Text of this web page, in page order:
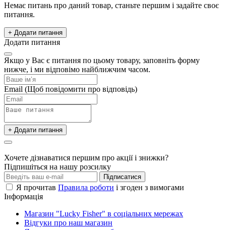
Немає питань про даний товар, станьте першим і задайте своє
питання.
+ Додати питання
Додати питання
Якщо у Вас є питання по цьому товару, заповніть форму
нижче, і ми відповімо найближчим часом.
Email (Щоб повідомити про відповідь)
+ Додати питання
Хочете дізнаватися першим про акції і знижки?
Підпишіться на нашу розсилку
Підписатися
Я прочитав Правила роботи і згоден з вимогами
Інформація
Магазин "Lucky Fisher" в соціальних мережах
Відгуки про наш магазин